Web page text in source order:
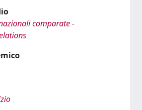
comparate -